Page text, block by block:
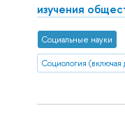
изучения
Социальные науки